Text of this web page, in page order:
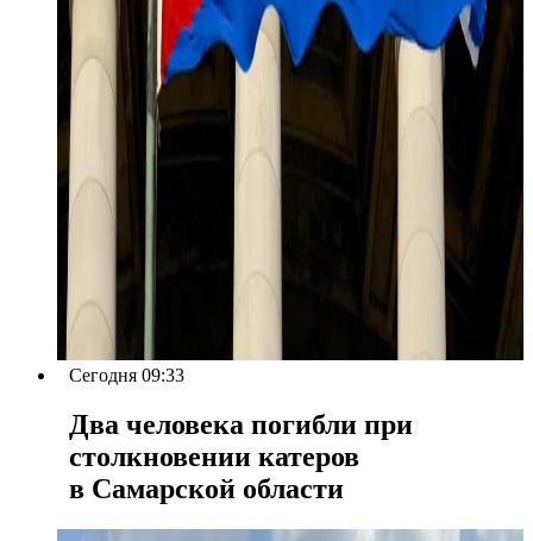
Сегодня 09:33
Два человека погибли при
столкновении катеров
в Самарской области